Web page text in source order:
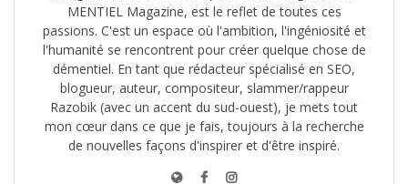
MENTIEL Magazine, est le reflet de toutes ces
passions. C'est un espace où l'ambition, l'ingéniosité et
l'humanité se rencontrent pour créer quelque chose de
démentiel. En tant que rédacteur spécialisé en SEO,
blogueur, auteur, compositeur, slammer/rappeur
Razobik (avec un accent du sud-ouest), je mets tout
mon cœur dans ce que je fais, toujours à la recherche
de nouvelles façons d'inspirer et d'être inspiré.